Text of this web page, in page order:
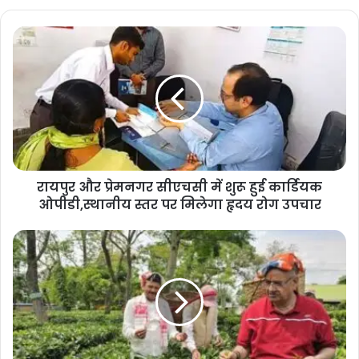
हैं। डाॅ. रावत ने कहा कि इस वर्ष राज्य ने पीजीआई रैंकिंग में
15वां स्थान हासिल किया है जबकि विगत वर्ष राज्य का
स्थान 24वां था।
उन्होंने कहा कि सरकार द्वारा शिक्षा क्षेत्र में किये गये व्यापक
सुधारों के चलते राज्य ने पीजीआई रैंकिंग के मुख्य रूप से 6
डोमिन व 72 सूचकांकों में कुल 584.5 अंक अर्जित किये जो
विगत वर्ष की तुलना में 58.2 अंक अधिक है। डाॅ. रावत ने
कहा कि गवर्नेंस प्रोसेसेज, समानता एवं समावेशन, पहुंच तथा
शिक्षक प्रशिक्षण जैसे क्षेत्रों में राज्य ने बेहतर प्रदर्शन किया
है। विशेष कर समानता एवं समावेशन क्षेत्र में राज्य ने 260
रायपुर और प्रेमनगर सीएचसी में शुरू हुई कार्डियक
ओपीडी,स्थानीय स्तर पर मिलेगा हृदय रोग उपचार